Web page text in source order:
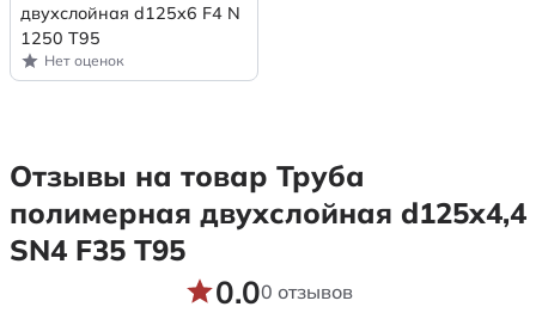
двухслойная d125x6 F4 N
1250 Т95
Нет оценок
Отзывы на товар Труба
полимерная двухслойная d125х4,4
SN4 F35 Т95
0.00 отзывов